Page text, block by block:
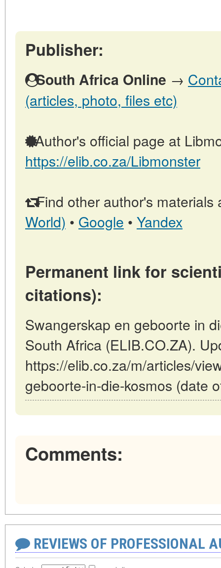
Publisher:
South Africa Online →
(articles, photo, files etc)
Author's official page at
https://elib.co.za/Libmonster
Find other author's materials
World) • Google • Yandex
Permanent link for
citations):
Swangerskap en geboorte in
South Africa (ELIB.CO.ZA).
https://elib.co.za/m/articles/
geboorte-in-die-kosmos (date
Comments:
REVIEWS OF PROFESSIONAL